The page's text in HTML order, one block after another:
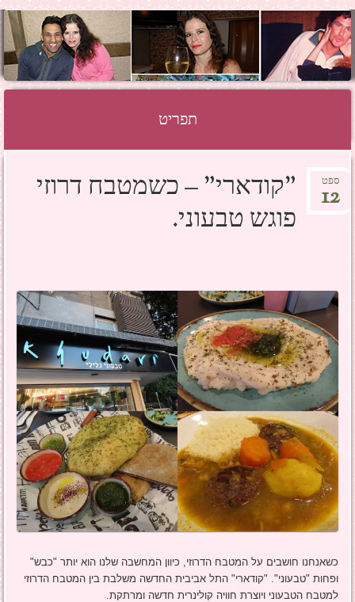
SHOSH HAZAN
GRINBERG
תפריט
"קודארי" – כשמטבח דרוזי
פוגש טבעוני.
ספט
12
כשאנחנו חושבים על המטבח הדרוזי, כיוון המחשבה שלנו הוא יותר "כבש"
ופחות "טבעוני". "קודארי" התל אביבית החדשה משלבת בין המטבח הדרוזי
למטבח הטבעוני ויוצרת חוויה קולינרית חדשה ומרתקת.